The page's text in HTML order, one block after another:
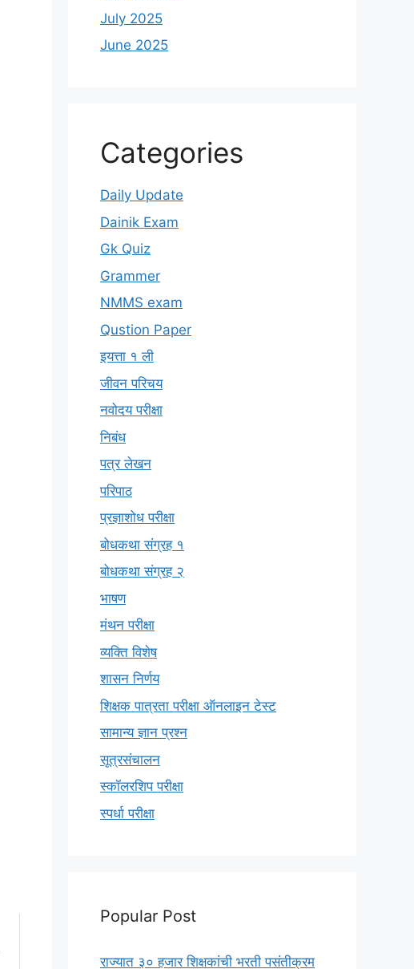
July 2025
June 2025
Categories
Daily Update
Dainik Exam
Gk Quiz
Grammer
NMMS exam
Qustion Paper
इयत्ता १ ली
जीवन परिचय
नवोदय परीक्षा
निबंध
पत्र लेखन
परिपाठ
प्रज्ञाशोध परीक्षा
बोधकथा संग्रह १
बोधकथा संग्रह २
भाषण
मंथन परीक्षा
व्यक्ति विशेष
शासन निर्णय
शिक्षक पात्रता परीक्षा ऑनलाइन टेस्ट
सामान्य ज्ञान प्रश्न
सूत्रसंचालन
स्कॉलरशिप परीक्षा
स्पर्धा परीक्षा
Popular Post
राज्यात ३० हजार शिक्षकांची भरती पसंतीक्रम